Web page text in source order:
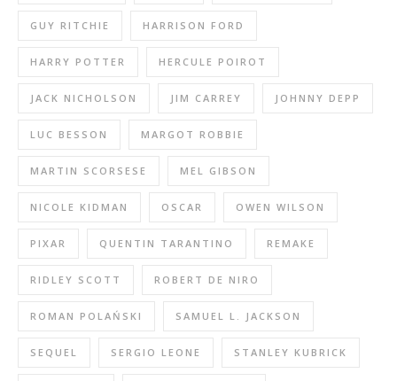
GUY RITCHIE HARRISON FORD
HARRY POTTER HERCULE POIROT
JACK NICHOLSON JIM CARREY JOHNNY DEPP
LUC BESSON MARGOT ROBBIE
MARTIN SCORSESE MEL GIBSON
NICOLE KIDMAN OSCAR OWEN WILSON
PIXAR QUENTIN TARANTINO REMAKE
RIDLEY SCOTT ROBERT DE NIRO
ROMAN POLAŃSKI SAMUEL L. JACKSON
SEQUEL SERGIO LEONE STANLEY KUBRICK